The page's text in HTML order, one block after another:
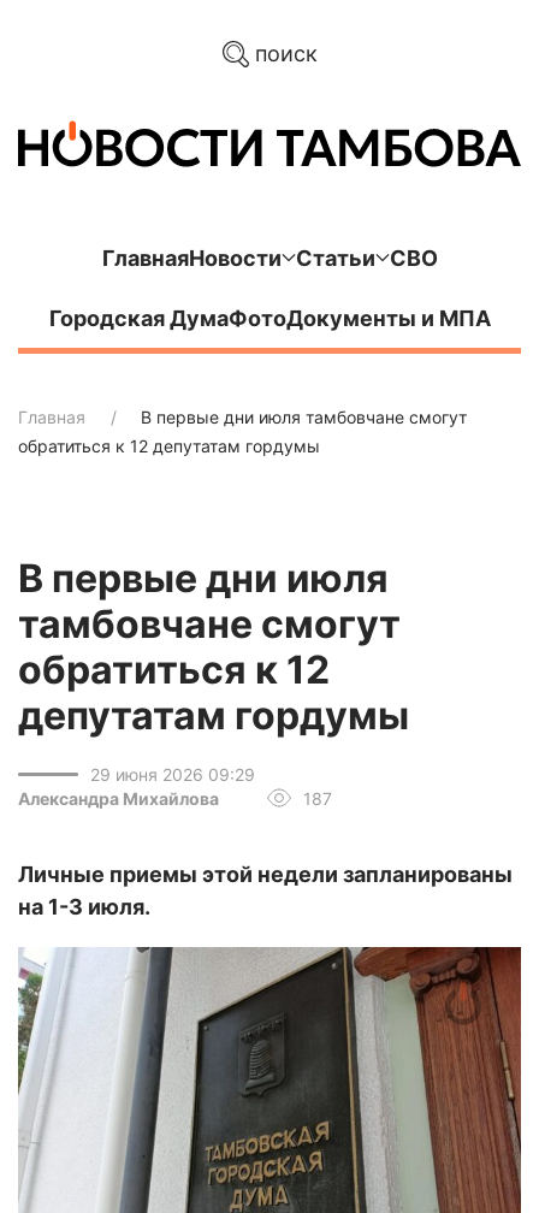
поиск
ГлавнаяНовости Статьи СВО
Городская ДумаФотоДокументы и МПА
Главная
В первые дни июля тамбовчане смогут
обратиться к 12 депутатам гордумы
В первые дни июля
тамбовчане смогут
обратиться к 12
депутатам гордумы
29 июня 2026 09:29
Александра Михайлова
187
Личные приемы этой недели запланированы
на 1-3 июля.